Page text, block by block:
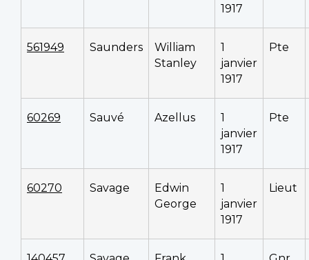
1917
561949 Saunders
William
Stanley
1
janvier
1917
Pte
60269 Sauvé Azellus
1
janvier
1917
Pte
60270 Savage
Edwin
George
1
janvier
1917
Lieut